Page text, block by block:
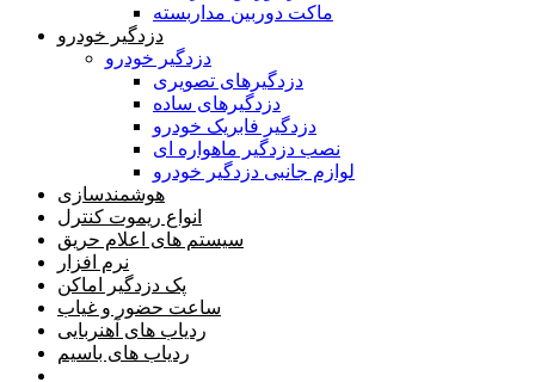
ماکت دوربین مداربسته
دزدگیر خودرو
دزدگیر خودرو
دزدگیرهای تصویری
دزدگیرهای ساده
دزدگیر فابریک خودرو
نصب دزدگیر ماهواره ای
لوازم جانبی دزدگیر خودرو
هوشمندسازی
انواع ریموت کنترل
سیستم های اعلام حریق
نرم افزار
پک دزدگیر اماکن
ساعت حضور و غیاب
ردیاب های آهنربایی
ردیاب های باسیم